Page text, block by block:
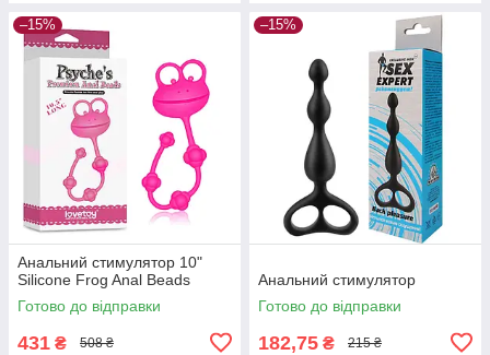
–15%
Анальний стимулятор 10"
Silicone Frog Anal Beads
Готово до відправки
431 ₴ 508 ₴
–15%
Анальний стимулятор
Готово до відправки
182,75 ₴ 215 ₴